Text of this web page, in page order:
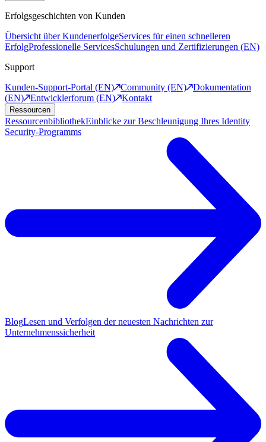
Erfolgsgeschichten von Kunden
Übersicht über KundenerfolgeServices für einen schnelleren
ErfolgProfessionelle ServicesSchulungen und Zertifizierungen (EN)
Support
Kunden-Support-Portal (EN)
Community (EN)
Dokumentation
(EN)
Entwicklerforum (EN) Kontakt
Ressourcen
RessourcenbibliothekEinblicke zur Beschleunigung Ihres Identity
Security-Programms
BlogLesen und Verfolgen der neuesten Nachrichten zur
Unternehmenssicherheit